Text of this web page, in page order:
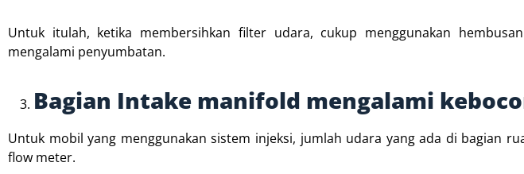
Untuk itulah, ketika membersihkan filter udara, cukup menggunakan
mengalami penyumbatan.
Bagian Intake manifold mengalami
Untuk mobil yang menggunakan sistem injeksi, jumlah udara yang ada di bagian
flow meter.